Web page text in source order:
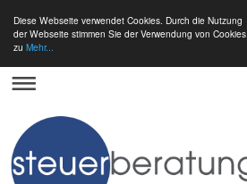
Diese Webseite verwendet Cookies. Durch die Nutzung
der Webseite stimmen Sie der Verwendung von Cookies
zu Mehr...